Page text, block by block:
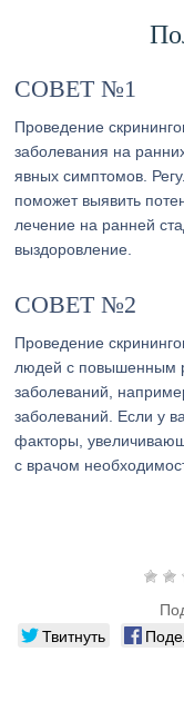
СОВЕТ №1
Проведение
заболевания на
явных симптомов.
поможет выявить
лечение на ранней
выздоровление.
СОВЕТ №2
Проведение
людей с повышенным
заболеваний,
заболеваний. Если у
факторы,
с врачом
Твитнуть